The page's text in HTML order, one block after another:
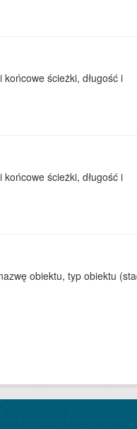
ścieżki, długość i
ścieżki, długość i
obiektu, typ obiektu